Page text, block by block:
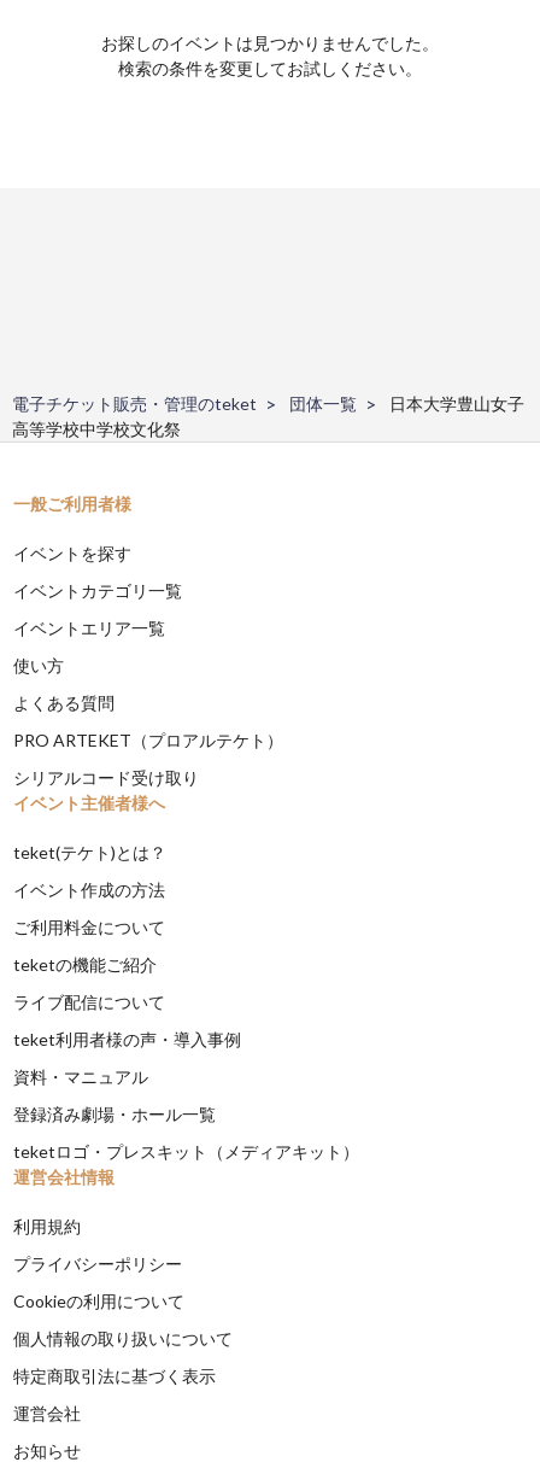
お探しのイベントは見つかりませんでした。
検索の条件を変更してお試しください。
電子チケット販売・管理のteket 団体一覧
日本大学豊山女子
高等学校中学校文化祭
一般ご利用者様
イベントを探す
イベントカテゴリ一覧
イベントエリア一覧
使い方
よくある質問
PRO ARTEKET（プロアルテケト）
シリアルコード受け取り
イベント主催者様へ
teket(テケト)とは？
イベント作成の方法
ご利用料金について
teketの機能ご紹介
ライブ配信について
teket利用者様の声・導入事例
資料・マニュアル
登録済み劇場・ホール一覧
teketロゴ・プレスキット（メディアキット）
運営会社情報
利用規約
プライバシーポリシー
Cookieの利用について
個人情報の取り扱いについて
特定商取引法に基づく表示
運営会社
お知らせ